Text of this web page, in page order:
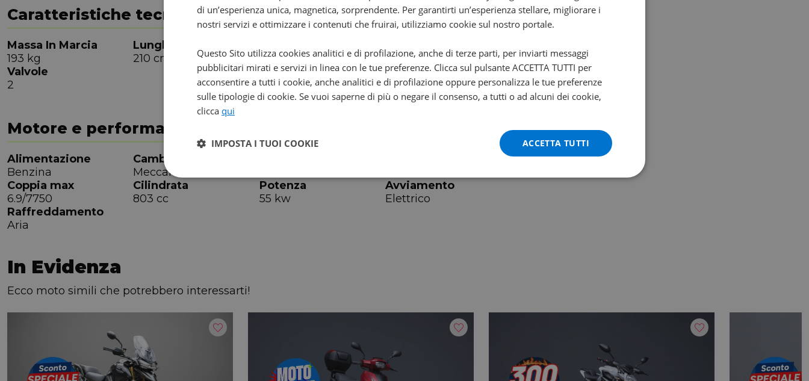
Caratteristiche tecniche
Massa In Marcia
193 kg
Lunghezza
210 cm
85 cm
79 cm
Valvole
2
Motore e performance
Alimentazione
Benzina
Cambio
Meccanico
Coppia max
6.9/7750
Cilindrata
803 cc
Potenza
55 kw
Avviamento
Elettrico
Raffreddamento
Aria
In Evidenza
Ecco moto simili che potrebbero interessarti!
di un’esperienza unica, magnetica, sorprendente. Per garantirti un’esperienza stellare, migliorare i
nostri servizi e ottimizzare i contenuti che fruirai, utilizziamo cookie sul nostro portale.
Questo Sito utilizza cookies analitici e di profilazione, anche di terze parti, per inviarti messaggi
pubblicitari mirati e servizi in linea con le tue preferenze. Clicca sul pulsante ACCETTA TUTTI per
acconsentire a tutti i cookie, anche analitici e di profilazione oppure personalizza le tue preferenze
sulle tipologie di cookie. Se vuoi saperne di più o negare il consenso, a tutti o ad alcuni dei cookie,
clicca qui
ACCETTA TUTTI
IMPOSTA I TUOI COOKIE